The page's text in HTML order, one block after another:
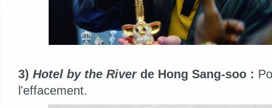
3) Hotel by the Riverde Hong Sang-soo :
l'effacement.